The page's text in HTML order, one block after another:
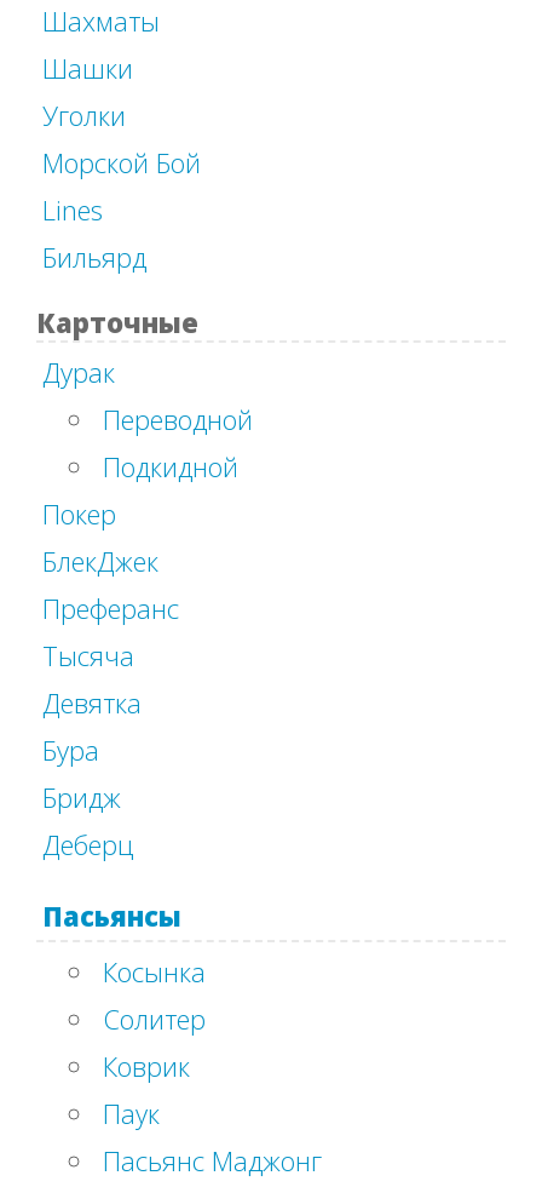
Шахматы
Шашки
Уголки
Морской Бой
Lines
Бильярд
Карточные
Дурак
Переводной
Подкидной
Покер
БлекДжек
Преферанс
Тысяча
Девятка
Бура
Бридж
Деберц
Пасьянсы
Косынка
Солитер
Коврик
Паук
Пасьянс Маджонг